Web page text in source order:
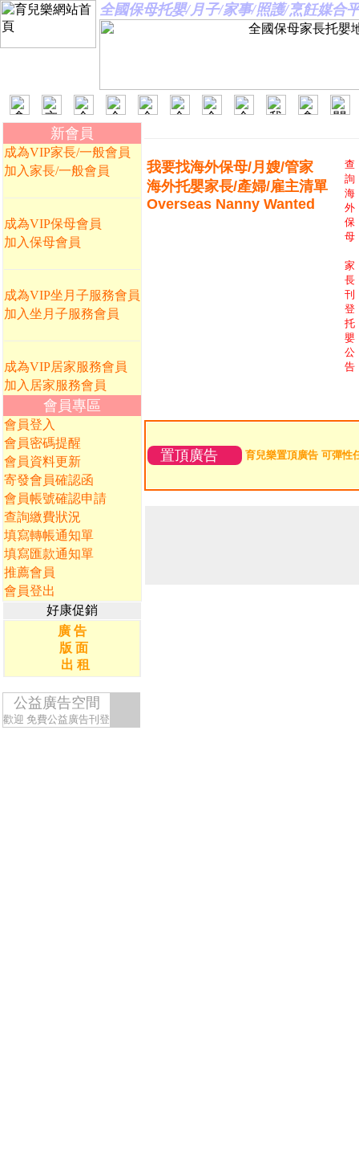
全國保母托嬰/月子/家事/照護/烹飪媒合
新會員
成為VIP家長/一般會員
加入家長/一般會員
成為VIP保母會員
加入保母會員
成為VIP坐月子服務會員
加入坐月子服務會員
成為VIP居家服務會員
加入居家服務會員
會員專區
會員登入
會員密碼提醒
會員資料更新
寄發會員確認函
會員帳號確認申請
查詢繳費狀況
填寫轉帳通知單
填寫匯款通知單
推薦會員
會員登出
好康促銷
廣 告
版 面
出 租
公益廣告空間
歡迎 免費公益廣告刊登
我要找海外保母/月嫂/管家
海外托嬰家長/產婦/雇主清單
Overseas Nanny Wanted
查
詢
海
外
保
母
家
長
刊
登
托
嬰
公
告
置頂廣告 育兒樂置頂廣告 可彈性